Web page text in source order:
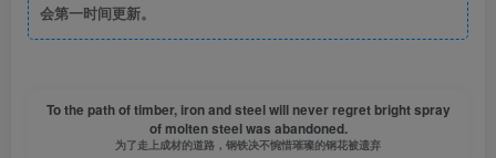
会第一时间更新。
To the path of timber, iron and steel will never regret bright spray
of molten steel was abandoned.
为了走上成材的道路，钢铁决不惋惜璀璨的钢花被遗弃